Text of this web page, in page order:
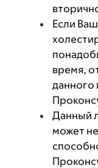
Если
время,
данного
Данный
может